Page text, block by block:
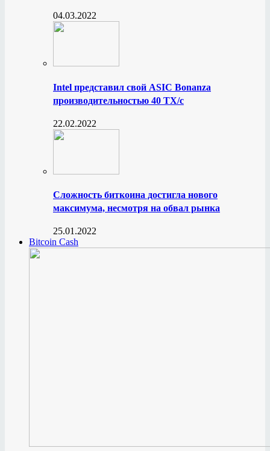
04.03.2022
Intel представил свой ASIC Bonanza
производительностью 40 ТХ/с
22.02.2022
Сложность биткоина достигла нового
максимума, несмотря на обвал рынка
25.01.2022
Bitcoin Cash